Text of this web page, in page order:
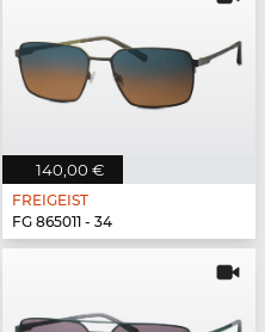
140,00 €
FREIGEIST
FG 865011 - 34